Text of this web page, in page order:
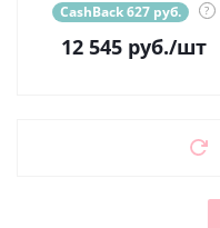
CashBack 627 руб. ?
12 545руб./шт